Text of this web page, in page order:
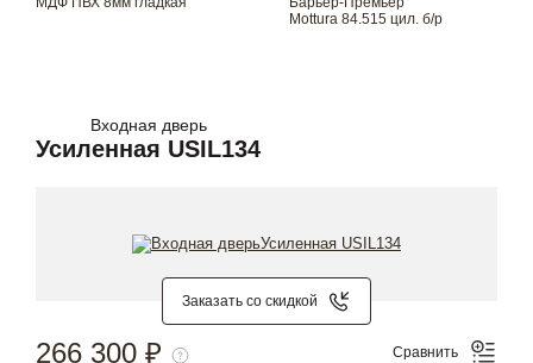
Mottura 84.515 цил. б/р
Входная дверь
Усиленная USIL134
Заказать со скидкой
266 300 ₽ Сравнить